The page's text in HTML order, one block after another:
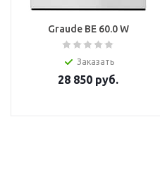
Graude BE 60.0 W
Заказать
28 850 руб.